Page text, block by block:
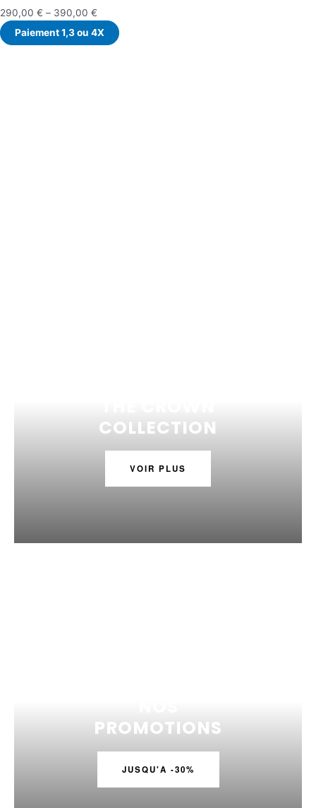
290,00 € – 390,00 €
Paiement 1,3 ou 4X
COLLECTION
VOIR PLUS
PROMOTIONS
JUSQU'A -30%